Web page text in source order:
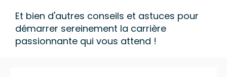
Et bien d'autres conseils et astuces pour
démarrer sereinement la carrière
passionnante qui vous attend !